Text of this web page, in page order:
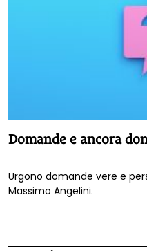
Domande e ancora
Urgono domande vere e
Massimo Angelini.